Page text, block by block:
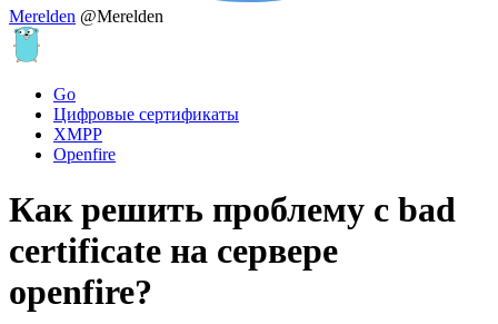
Merelden @Merelden
Go
Цифровые сертификаты
XMPP
Openfire
Как решить проблему с bad
certificate на сервере
openfire?